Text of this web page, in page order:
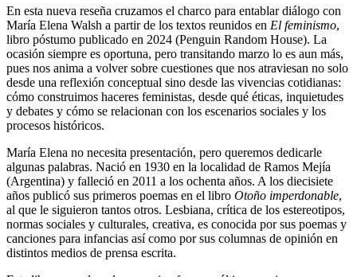
En esta nueva reseña cruzamos el charco para entablar diálogo con
María Elena Walsh a partir de los textos reunidos en El feminismo,
libro póstumo publicado en 2024 (Penguin Random House). La
ocasión siempre es oportuna, pero transitando marzo lo es aun más,
pues nos anima a volver sobre cuestiones que nos atraviesan no solo
desde una reflexión conceptual sino desde las vivencias cotidianas:
cómo construimos haceres feministas, desde qué éticas, inquietudes
y debates y cómo se relacionan con los escenarios sociales y los
procesos históricos.
María Elena no necesita presentación, pero queremos dedicarle
algunas palabras. Nació en 1930 en la localidad de Ramos Mejía
(Argentina) y falleció en 2011 a los ochenta años. A los diecisiete
años publicó sus primeros poemas en el libro Otoño imperdonable,
al que le siguieron tantos otros. Lesbiana, crítica de los estereotipos,
normas sociales y culturales, creativa, es conocida por sus poemas y
canciones para infancias así como por sus columnas de opinión en
distintos medios de prensa escrita.